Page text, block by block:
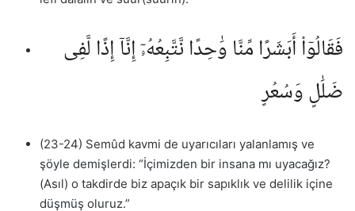
فَقَالُوٓا۟ أَبَشَرًا مِّنَّا وَٰحِدًا نَّتَّبِعُهُۥٓ إِنَّآ إِذًا لَّفِى
ضَلَٰلٍ وَسُعُرٍ
(23-24) Semûd kavmi de uyarıcıları yalanlamış ve
şöyle demişlerdi: “İçimizden bir insana mı uyacağız?
(Asıl) o takdirde biz apaçık bir sapıklık ve delilik içine
düşmüş oluruz.”